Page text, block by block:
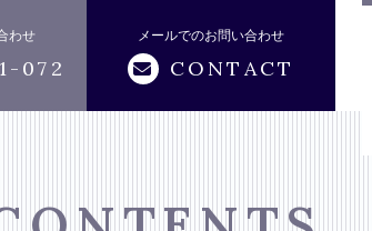
わせ
072
メールでのお問い合わせ
CONTACT
トップページ